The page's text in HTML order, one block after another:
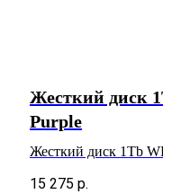
Жесткий диск
Purple
Жесткий диск 1Tb WD
15 275 р.